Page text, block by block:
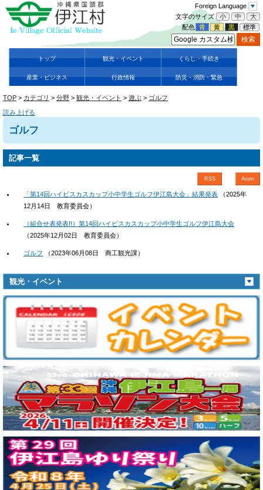
Foreign Language
文字のサイズ
小 中
大
配色 青 黄 黒 標準
トップ 観光・イベント くらし・手続き
産業・ビジネス 行政情報 防災・消防・緊急
TOP > カテゴリ > 分野 > 観光・イベント > 遊ぶ > ゴルフ
読み上げる
ゴルフ
記事一覧
RSS Atom
「第14回ハイビスカスカップ小中学生ゴルフ伊江島大会」結果発表 （2025年
12月14日
教育委員会）
（組合せ表発表!!）第14回ハイビスカスカップ小中学生ゴルフ伊江島大会
（2025年12月02日 教育委員会）
ゴルフ （2023年06月08日 商工観光課）
観光・イベント